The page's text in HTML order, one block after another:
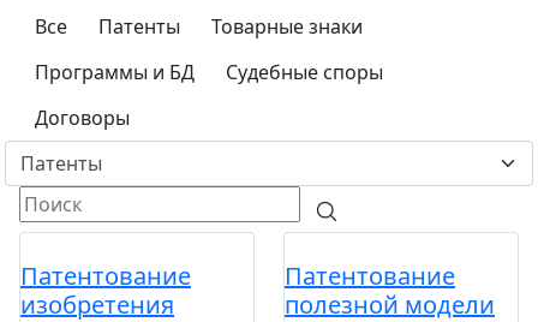
Все Патенты
Товарные знаки
Программы и БД
Судебные споры
Договоры
Патентование
изобретения
Патентование
полезной модели